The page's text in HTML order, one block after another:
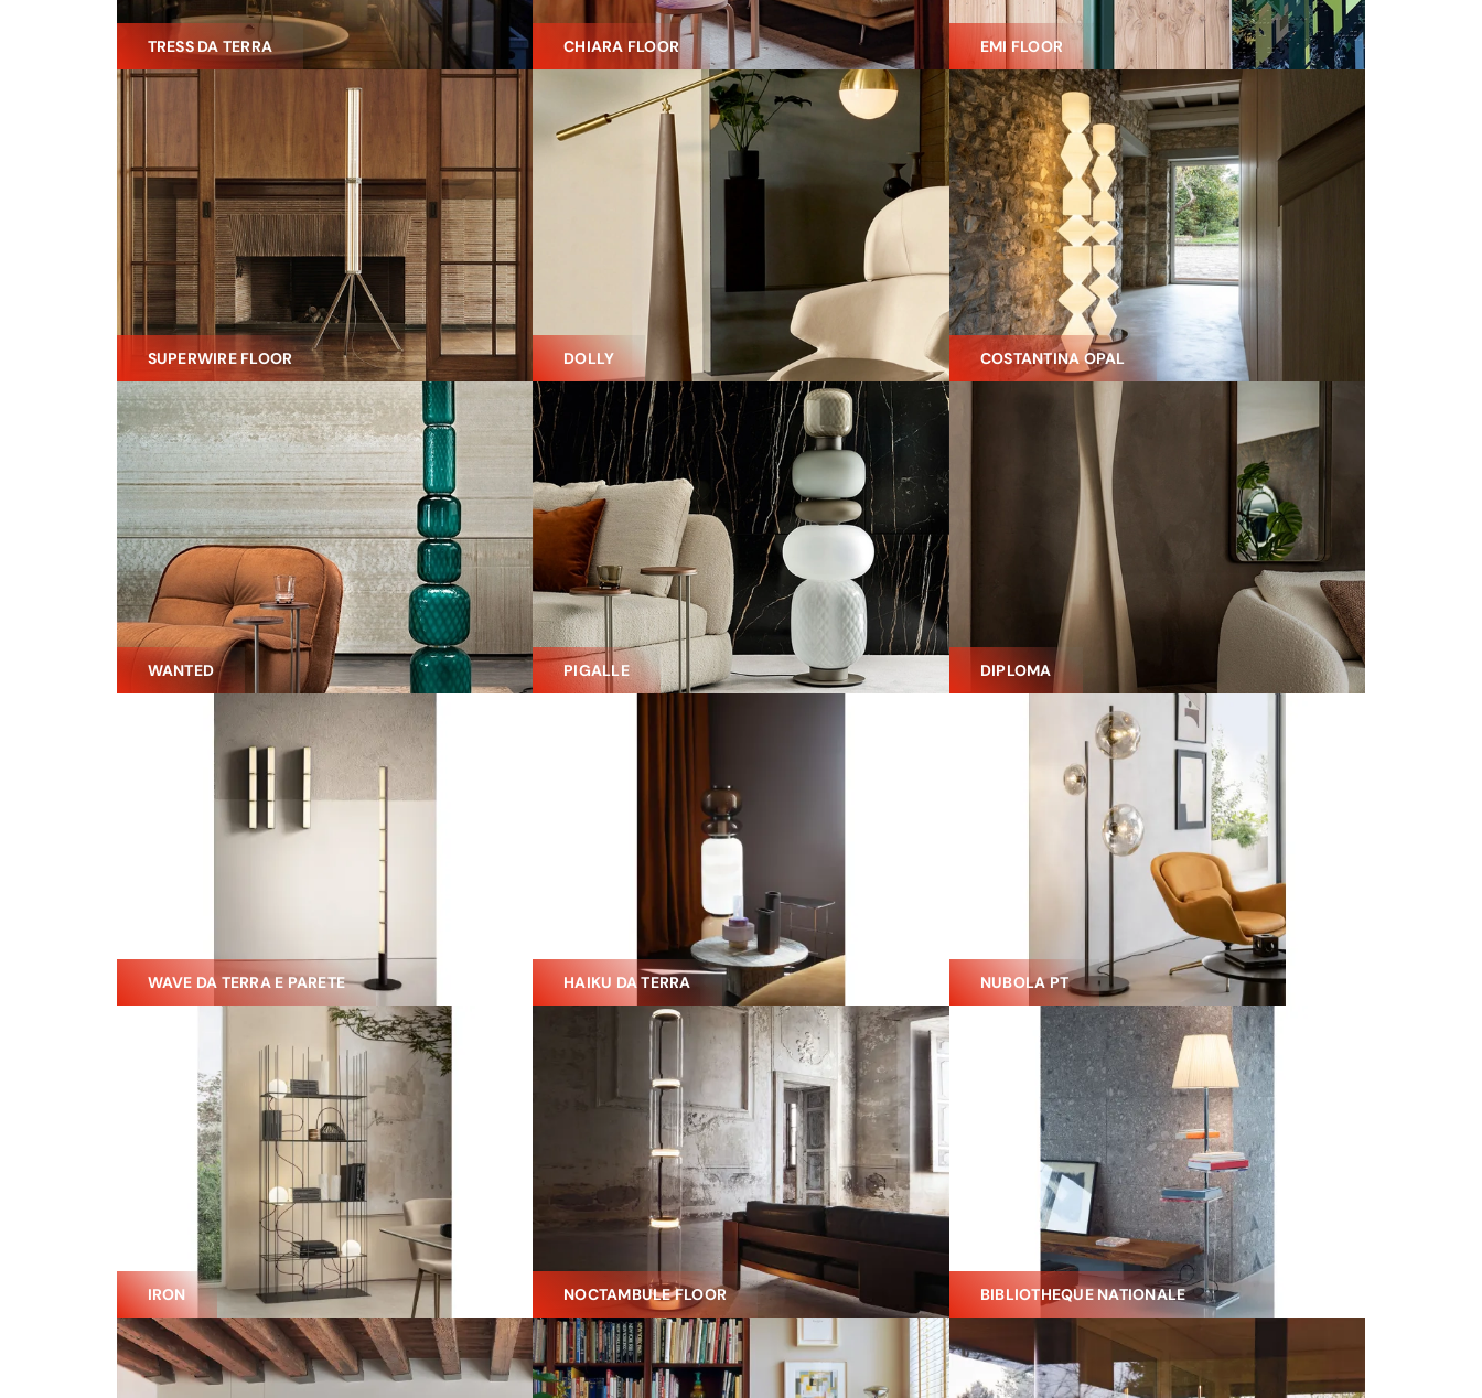
TRESS DA TERRA CHIARA FLOOR EMI FLOOR
SUPERWIRE FLOOR DOLLY COSTANTINA OPAL
WANTED PIGALLE DIPLOMA
WAVE DA TERRA E PARETE HAIKU DA TERRA NUBOLA PT
IRON NOCTAMBULE FLOOR BIBLIOTHEQUE NATIONALE